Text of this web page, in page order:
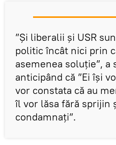
”Şi liberalii şi USR
politic încât nici prin
asemenea soluţie”, a
anticipând că ”Ei îşi
vor constata că au
îl vor lăsa fără sprijin
condamnaţi”.